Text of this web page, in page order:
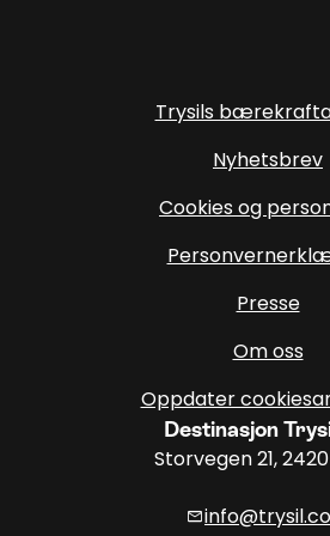
Trysils
Nyhetsbrev
Cookies og
Presse
Om oss
Oppdater
Destinasjon
Storvegen 21,
mail